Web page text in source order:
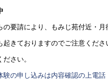
の要請により、もみじ苑付近・
起きておりますのでご注意くださ
さい。
験の申し込みは内容確認の上電